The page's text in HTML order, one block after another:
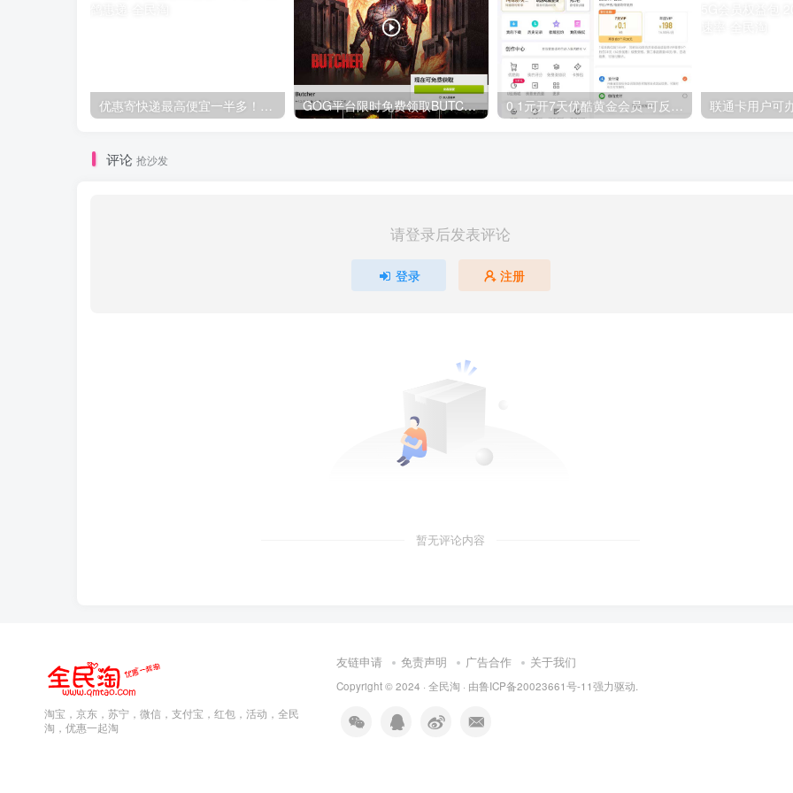
优惠寄快递最高便宜一半多！白鸽惠递 GOG平台限时免费领取BUTCHER（屠夫） 0.1元开7天优酷黄金会员 可反复开通需要关闭自动续费
评论 抢沙发
请登录后发表评论
登录 注册
暂无评论内容
淘宝，京东，苏宁，微信，支付宝，红包，活动，全民
淘，优惠一起淘
友链申请 免责声明 广告合作 关于我们
Copyright © 2024 · 全民淘 · 由鲁ICP备20023661号-11强力驱动.